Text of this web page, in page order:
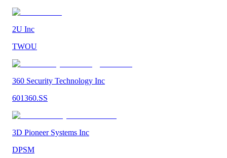
2U Inc
TWOU
360 Security Technology Inc
601360.SS
3D Pioneer Systems Inc
DPSM